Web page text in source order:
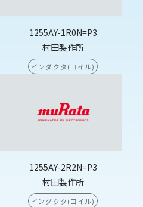
1255AY-1R0N=P3
村田製作所
インダクタ(コイル)
1255AY-2R2N=P3
村田製作所
インダクタ(コイル)